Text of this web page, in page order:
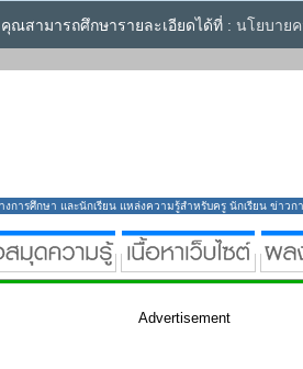
สามารถศึกษารายละเอียดได้ที่ : นโยบาย
การศึกษา และนักเรียน แหล่งความรู้สำหรับครู นักเรียน ข่าว
Advertisement